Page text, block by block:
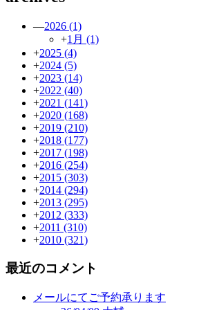
—2026 (1)
+1月 (1)
+2025 (4)
+2024 (5)
+2023 (14)
+2022 (40)
+2021 (141)
+2020 (168)
+2019 (210)
+2018 (177)
+2017 (198)
+2016 (254)
+2015 (303)
+2014 (294)
+2013 (295)
+2012 (333)
+2011 (310)
+2010 (321)
最近のコメント
メールにてご予約承ります